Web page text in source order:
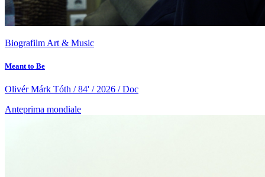
Biografilm Art & Music
Meant to Be
Olivér Márk Tóth / 84' / 2026 / Doc
Anteprima mondiale